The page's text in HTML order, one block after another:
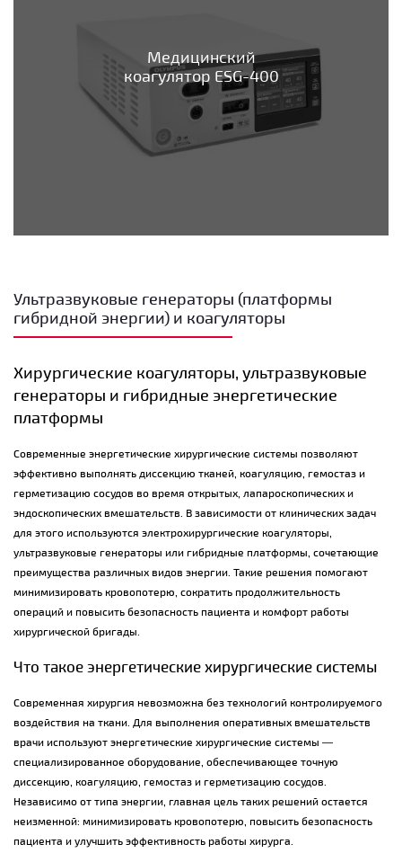
Медицинский
коагулятор ESG-400
Ультразвуковые генераторы (платформы
гибридной энергии) и коагуляторы
Хирургические коагуляторы, ультразвуковые
генераторы и гибридные энергетические
платформы
Современные энергетические хирургические системы позволяют
эффективно выполнять диссекцию тканей, коагуляцию, гемостаз и
герметизацию сосудов во время открытых, лапароскопических и
эндоскопических вмешательств. В зависимости от клинических задач
для этого используются электрохирургические коагуляторы,
ультразвуковые генераторы или гибридные платформы, сочетающие
преимущества различных видов энергии. Такие решения помогают
минимизировать кровопотерю, сократить продолжительность
операций и повысить безопасность пациента и комфорт работы
хирургической бригады.
Что такое энергетические хирургические системы
Современная хирургия невозможна без технологий контролируемого
воздействия на ткани. Для выполнения оперативных вмешательств
врачи используют энергетические хирургические системы —
специализированное оборудование, обеспечивающее точную
диссекцию, коагуляцию, гемостаз и герметизацию сосудов.
Независимо от типа энергии, главная цель таких решений остается
неизменной: минимизировать кровопотерю, повысить безопасность
пациента и улучшить эффективность работы хирурга.